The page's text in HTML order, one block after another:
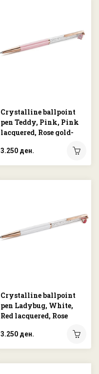
Crystalline ballpoint
pen Teddy, Pink, Pink
lacquered, Rose gold-
3.250 ден.
Crystalline ballpoint
pen Ladybug, White,
Red lacquered, Rose
3.250 ден.